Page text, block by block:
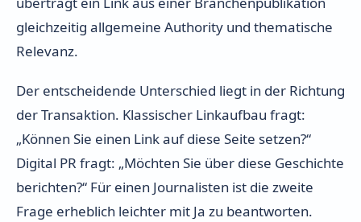
gleichzeitig allgemeine Authority und thematische
Relevanz.
Der entscheidende Unterschied liegt in der Richtung
der Transaktion. Klassischer Linkaufbau fragt:
„Können Sie einen Link auf diese Seite setzen?“
Digital PR fragt: „Möchten Sie über diese Geschichte
berichten?“ Für einen Journalisten ist die zweite
Frage erheblich leichter mit Ja zu beantworten.